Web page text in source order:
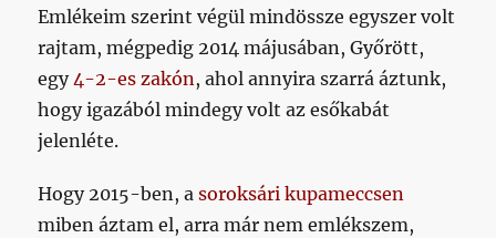
Emlékeim szerint végül mindössze egyszer volt
rajtam, mégpedig 2014 májusában, Győrött,
egy4-2-es zakón , ahol annyira szarrá áztunk,
hogy igazából mindegy volt az esőkabát
jelenléte.
Hogy 2015-ben, asoroksári kupameccsen
miben áztam el, arra már nem emlékszem,